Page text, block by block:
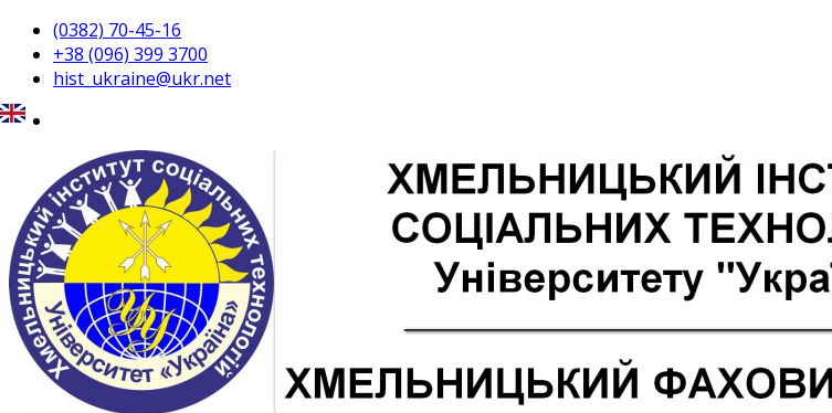
(0382) 70-45-16
+38 (096) 399 3700
hist_ukraine@ukr.net